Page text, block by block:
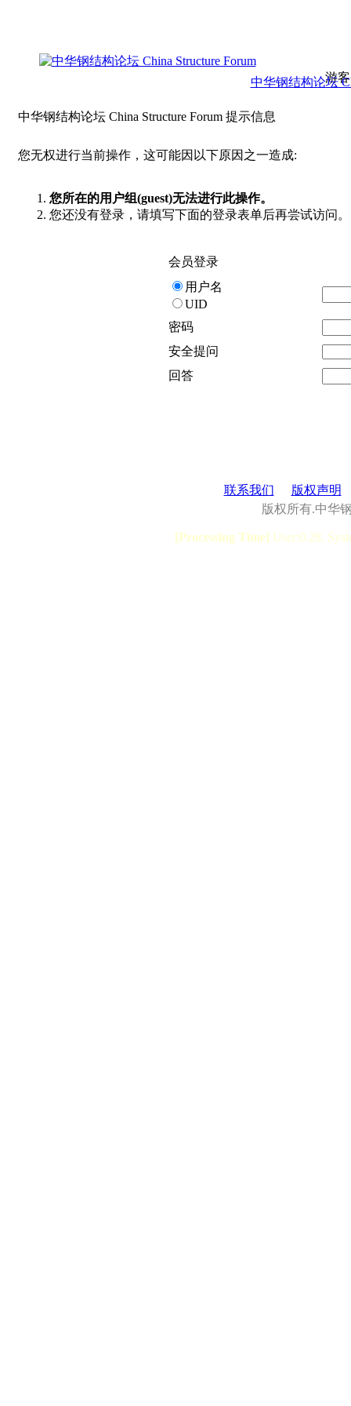
游
中华钢结构论坛
中华钢结构论坛 China Structure Forum 提示信息
您无权进行当前操作，这可能因以下原因之一造成:
您所在的用户组(guest)无法进行此操作。
您还没有登录，请填写下面的登录表单后再尝试访问。
会员登录
用户名
UID
密码
安全提问
回答
联系我们
版权声明
版权所有.中华
[Processing Time] User:0.28,